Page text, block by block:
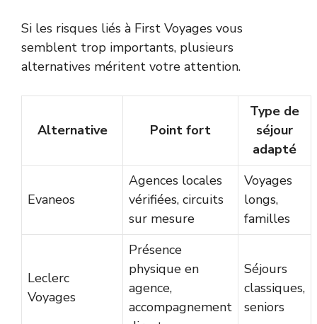
Si les risques liés à First Voyages vous
semblent trop importants, plusieurs
alternatives méritent votre attention.
Alternative Point fort
Type de
séjour
adapté
Evaneos
Agences locales
vérifiées, circuits
sur mesure
Voyages
longs,
familles
Leclerc
Voyages
Présence
physique en
agence,
accompagnement
Séjours
classiques,
seniors